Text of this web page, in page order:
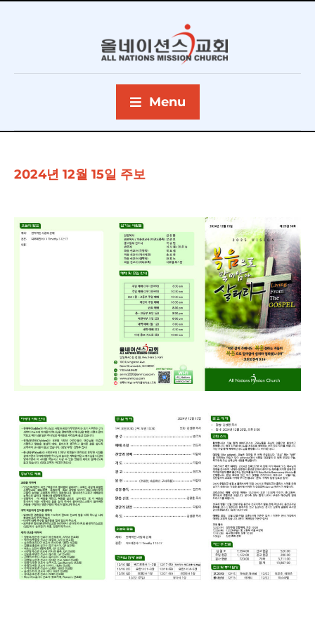
Menu
2024년 12월 15일 주보